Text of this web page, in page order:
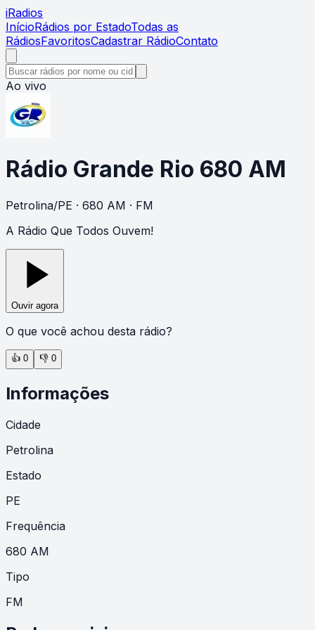
iRadios
InícioRádios por EstadoTodas as
RádiosFavoritosCadastrar RádioContato
Ao vivo
Rádio Grande Rio 680 AM
Petrolina/PE · 680 AM · FM
A Rádio Que Todos Ouvem!
Ouvir agora
O que você achou desta rádio?
👍 0 👎 0
Informações
Cidade
Petrolina
Estado
PE
Frequência
680 AM
Tipo
FM